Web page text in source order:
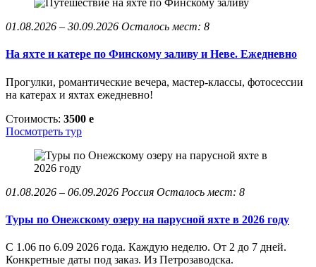
01.08.2026 – 30.09.2026 Осталось мест: 8
На яхте и катере по Финскому заливу и Неве. Ежедневно
Прогулки, романтические вечера, мастер-классы, фотосессии
на катерах и яхтах ежедневно!
Стоимость: 3500 e
Посмотреть тур
01.08.2026 – 06.09.2026 Россия Осталось мест: 8
Туры по Онежскому озеру на парусной яхте в 2026 году
С 1.06 по 6.09 2026 года. Каждую неделю. От 2 до 7 дней.
Конкретные даты под заказ. Из Петрозаводска.